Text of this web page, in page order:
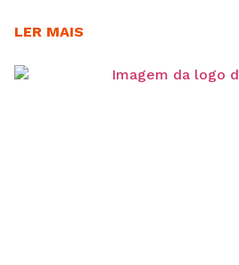
considerando integrações,
vai além de escolher um
LER MAIS